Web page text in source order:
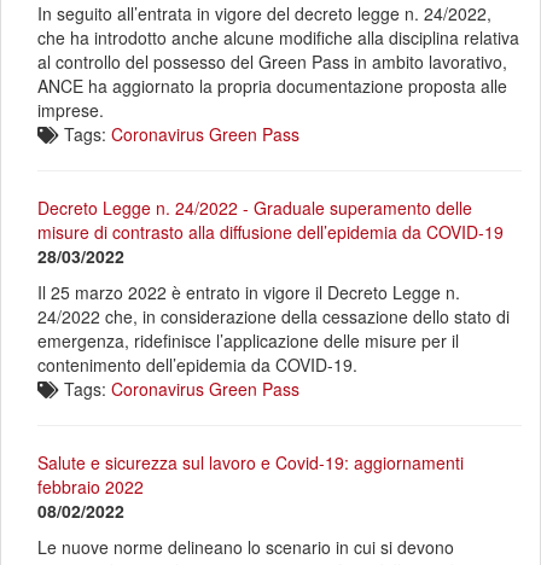
In seguito all’entrata in vigore del decreto legge n. 24/2022,
che ha introdotto anche alcune modifiche alla disciplina relativa
al controllo del possesso del Green Pass in ambito lavorativo,
ANCE ha aggiornato la propria documentazione proposta alle
imprese.
Tags: Coronavirus Green Pass
Decreto Legge n. 24/2022 - Graduale superamento delle
misure di contrasto alla diffusione dell’epidemia da COVID-19
28/03/2022
Il 25 marzo 2022 è entrato in vigore il Decreto Legge n.
24/2022 che, in considerazione della cessazione dello stato di
emergenza, ridefinisce l’applicazione delle misure per il
contenimento dell’epidemia da COVID-19.
Tags: Coronavirus Green Pass
Salute e sicurezza sul lavoro e Covid-19: aggiornamenti
febbraio 2022
08/02/2022
Le nuove norme delineano lo scenario in cui si devono